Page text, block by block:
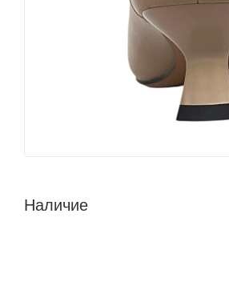
Наличие